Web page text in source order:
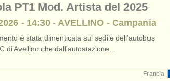
PT1 Mod. Artista del 2025
- 14:30 - AVELLINO - Campania
è stata dimenticata sul sedile dell'autobus
di Avellino che dall'autostazione...
Francia